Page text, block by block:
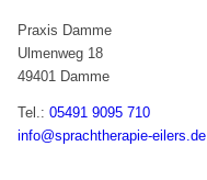
Praxis Damme
Ulmenweg 18
49401 Damme
Tel.:05491 9095 710
info@sprachtherapie-eilers.de